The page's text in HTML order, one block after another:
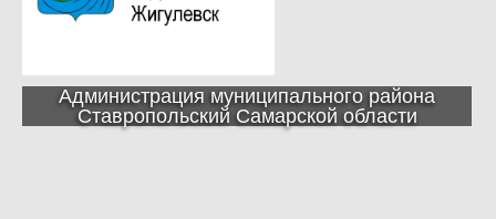
Администрация муниципального района
Ставропольский Самарской области